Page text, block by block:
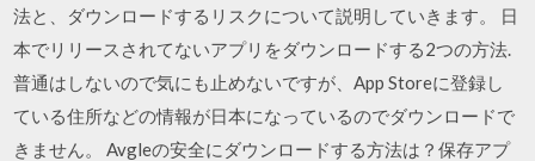
法と、ダウンロードするリスクについて説明していきます。 日
本でリリースされてないアプリをダウンロードする2つの方法.
普通はしないので気にも止めないですが、App Storeに登録し
ている住所などの情報が日本になっているのでダウンロードで
きません。 Avgleの安全にダウンロードする方法は？保存アプ